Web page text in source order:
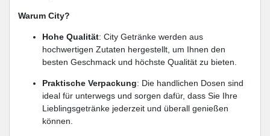
Warum City?
Hohe Qualität: City Getränke werden aus
hochwertigen Zutaten hergestellt, um Ihnen den
besten Geschmack und höchste Qualität zu bieten.
Praktische Verpackung: Die handlichen Dosen sind
ideal für unterwegs und sorgen dafür, dass Sie Ihre
Lieblingsgetränke jederzeit und überall genießen
können.